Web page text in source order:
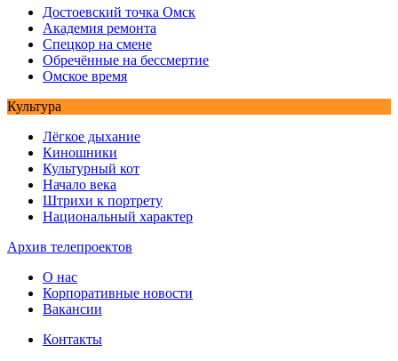
Достоевский точка Омск
Академия ремонта
Спецкор на смене
Обречённые на бессмертие
Омское время
Культура
Лёгкое дыхание
Киношники
Культурный кот
Начало века
Штрихи к портрету
Национальный характер
Архив телепроектов
О нас
Корпоративные новости
Вакансии
Контакты